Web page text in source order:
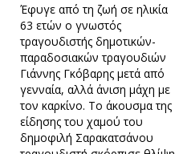
Έφυγε από τη ζωή σε ηλικία
63 ετών ο γνωστός
τραγουδιστής δημοτικών-
παραδοσιακών τραγουδιών
Γιάννης Γκόβαρης μετά από
γενναία, αλλά άνιση μάχη με
τον καρκίνο. Το άκουσμα της
είδησης του χαμού του
δημοφιλή Σαρακατσάνου